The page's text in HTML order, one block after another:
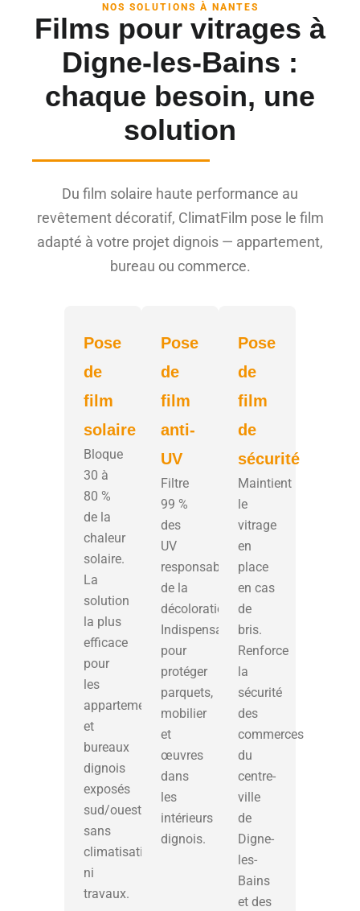
NOS SOLUTIONS À NANTES
Films pour vitrages à
Digne-les-Bains :
chaque besoin, une
solution
Du film solaire haute performance au
revêtement décoratif, ClimatFilm pose le film
adapté à votre projet dignois — appartement,
bureau ou commerce.
Pose
de
film
solaire
Bloque
30 à
80 %
de la
chaleur
solaire.
La
solution
la plus
efficace
pour
les
appartements
et
bureaux
dignois
exposés
sud/ouest,
sans
climatisation
ni
travaux.
Pose
de
film
anti-
UV
Filtre
99 %
des
UV
responsables
de la
décoloration.
Indispensable
pour
protéger
parquets,
mobilier
et
œuvres
dans
les
intérieurs
dignois.
Pose
de
film
de
sécurité
Maintient
le
vitrage
en
place
en cas
de
bris.
Renforce
la
sécurité
des
commerces
du
centre-
ville
de
Digne-
les-
Bains
et des